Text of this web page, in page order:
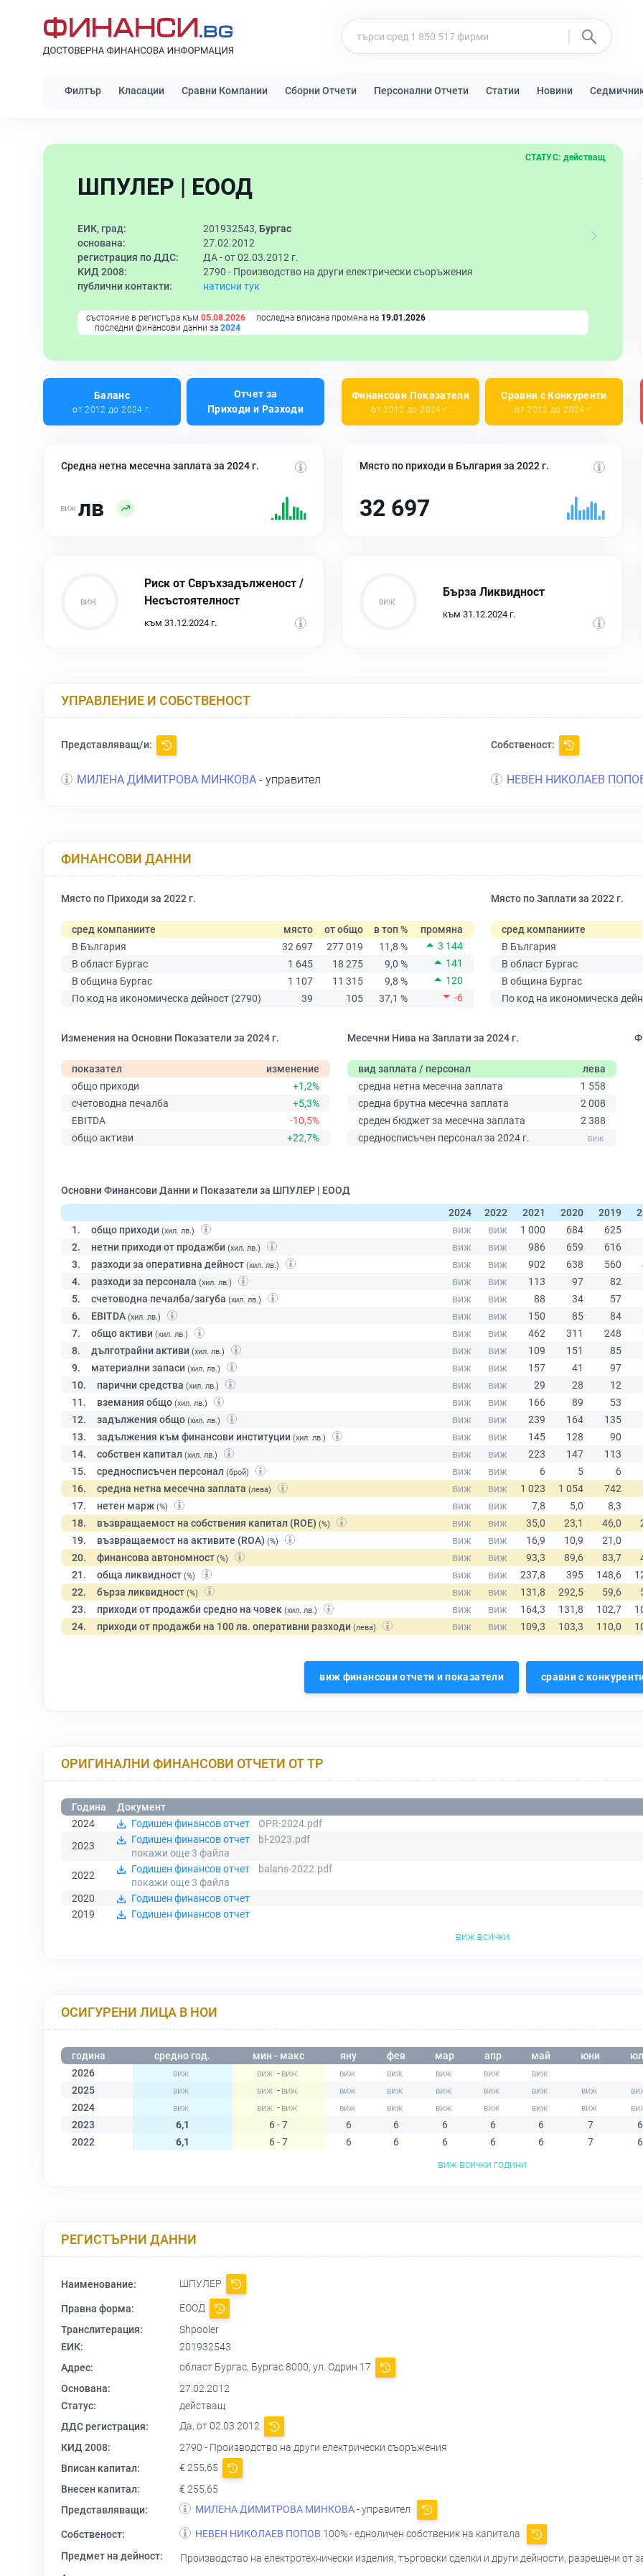
Филтър Класации Сравни Компании Сборни Отчети Персонални Отчети Статии Новини
ШПУЛЕР | ЕООД
СТАТУС: действащ
ЕИК, град: 201932543, Бургас
основана:
27.02.2012
регистрация по ДДС:
ДА - от 02.03.2012 г.
КИД 2008:
2790 - Производство на други електрически съоръжения
публични контакти:
натисни тук
състояние в регистъра към 05.08.2026 последна вписана промяна на 19.01.2026
последни финансови данни за 2024
Баланс
от 2012 до 2024 г.
Отчет за
Приходи и Разходи
Финансови Показатели
от 2012 до 2024 г.
Сравни с Конкуренти
от 2012 до 2024 г.
Средна нетна месечна заплата за 2024 г.
лв
Място по приходи в България за 2022 г.
32 697
Риск от Свръхзадълженост /
Несъстоятелност
към 31.12.2024 г.
Бърза Ликвидност
към 31.12.2024 г.
УПРАВЛЕНИЕ И СОБСТВЕНОСТ
Представляващ/и:
МИЛЕНА ДИМИТРОВА МИНКОВА - управител
Собственост:
НЕВЕН НИКОЛАЕВ
ФИНАНСОВИ ДАННИ
Място по Приходи за 2022 г.
сред компаниите място от общо в топ %
промяна
В България
32 697 277 019 11,8 %
3 144
В област Бургас
1 645 18 275 9,0 %
141
В община Бургас
1 107 11 315 9,8 %
120
По код на икономическа дейност (2790)
39 105 37,1 % -6
Място по Заплати за 2022 г.
сред компаниите
В България
В област Бургас
В община Бургас
По код на икономическа
Изменения на Основни Показатели за 2024 г.
показател
изменение
общо приходи
+1,2%
счетоводна печалба
+5,3%
EBITDA
-10,5%
общо активи
+22,7%
Месечни Нива на Заплати за 2024 г.
вид заплата / персонал
лева
средна нетна месечна заплата
1 558
средна брутна месечна заплата
2 008
среден бюджет за месечна заплата
2 388
средносписъчен персонал за 2024 г.
Основни Финансови Данни и Показатели за ШПУЛЕР | ЕООД
2024
2022 2021 2020 2019
1.
общо приходи (хил. лв.)
2. нетни приходи от продажби (хил. лв.)
3. разходи за оперативна дейност (хил. лв.)
4. разходи за персонала (хил. лв.)
5. счетоводна печалба/загуба (хил. лв.)
6. EBITDA (хил. лв.)
7. общо активи (хил. лв.)
8. дълготрайни активи (хил. лв.)
9. материални запаси (хил. лв.)
10. парични средства (хил. лв.)
11. вземания общо (хил. лв.)
12. задължения общо (хил. лв.)
13. задължения към финансови институции (хил. лв.)
14. собствен капитал (хил. лв.)
15. средносписъчен персонал (брой)
16. средна нетна месечна заплата (лева)
17. нетен марж (%)
18. възвращаемост на собствения капитал (ROE) (%)
19. възвращаемост на активите (ROA) (%)
20. финансова автономност (%)
21. обща ликвидност (%)
22. бърза ликвидност (%)
23. приходи от продажби средно на човек (хил. лв.)
24. приходи от продажби на 100 лв. оперативни разходи (лева)
виж финансови отчети и показатели сравни с
ОРИГИНАЛНИ ФИНАНСОВИ ОТЧЕТИ ОТ ТР
Година
Документ
2024
Годишен финансов отчет
OPR-2024.pdf
2023
Годишен финансов отчет
bl-2023.pdf
покажи още 3 файла
2022
Годишен финансов отчет
balans-2022.pdf
покажи още 3 файла
2020
Годишен финансов отчет
2019
Годишен финансов отчет
виж всички
ОСИГУРЕНИ ЛИЦА В НОИ
година средно год. мин - макс яну фев мар апр май юни
2026
-
2025
-
2024
-
2023
6,1 6 - 7 6 6 6 6 6 7
6
2022
6,1 6 - 7 6 6 6 6 6 7
6
виж всички години
РЕГИСТЪРНИ ДАННИ
Наименование: ШПУЛЕР
Правна форма:
ЕООД
Транслитерация:
Shpooler
ЕИК:
201932543
Адрес:
област Бургас, Бургас 8000, ул. Одрин 17
Основана:
27.02.2012
Статус:
действащ
ДДС регистрация:
Да, от 02.03.2012
КИД 2008:
2790 - Производство на други електрически съоръжения
Вписан капитал:
€ 255,65
Внесен капитал:
€ 255,65
Представляващи:
МИЛЕНА ДИМИТРОВА МИНКОВА- управител
Собственост: НЕВЕН НИКОЛАЕВ ПОПОВ 100% - едноличен собственик на капитала
Предмет на дейност:
Производство на електротехнически изделия, търговски сделки и други дейности, разрешени от